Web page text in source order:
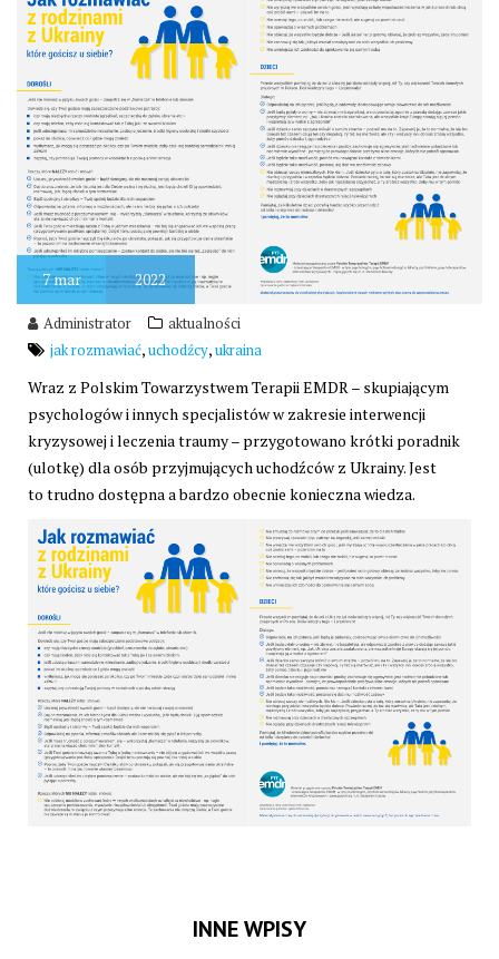
7mar 2022
Administrator
aktualności
jak rozmawiać,uchodźcy,ukraina
Wraz z Polskim Towarzystwem Terapii EMDR – skupiającym
psychologów i innych specjalistów w zakresie interwencji
kryzysowej i leczenia traumy – przygotowano krótki poradnik
(ulotkę) dla osób przyjmujących uchodźców z Ukrainy. Jest
to trudno dostępna a bardzo obecnie konieczna wiedza.
INNE WPISY